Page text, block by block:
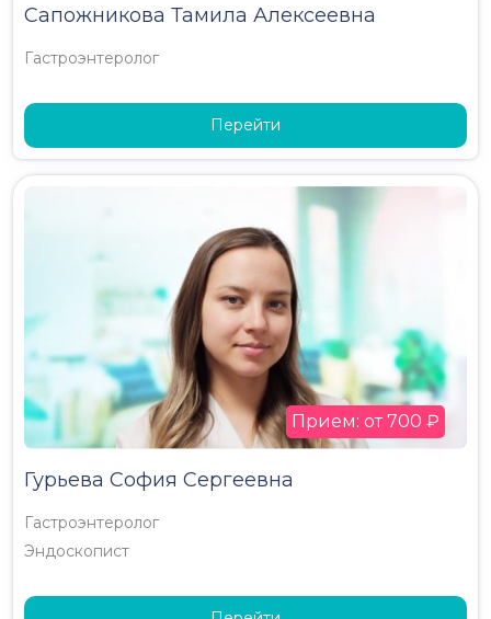
Сапожникова Тамила Алексеевна
Гастроэнтеролог
Перейти
Гурьева София Сергеевна
Гастроэнтеролог
Эндоскопист
Прием: от 700 ₽